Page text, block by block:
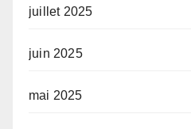
juillet 2025
juin 2025
mai 2025